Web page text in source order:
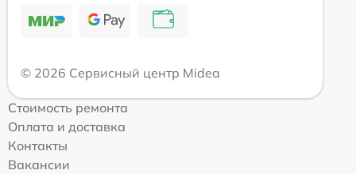
© 2026 Сервисный центр Midea
Стоимость ремонта
Оплата и доставка
Контакты
Вакансии